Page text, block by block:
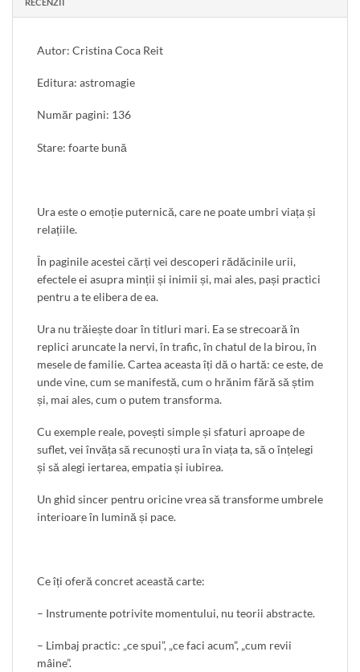
RECENZII
Autor: Cristina Coca Reit
Editura: astromagie
Număr pagini: 136
Stare: foarte bună
Ura este o emoție puternică, care ne poate umbri viața și
relațiile.
În paginile acestei cărți vei descoperi rădăcinile urii,
efectele ei asupra minții și inimii și, mai ales, pași practici
pentru a te elibera de ea.
Ura nu trăiește doar în titluri mari. Ea se strecoară în
replici aruncate la nervi, în trafic, în chatul de la birou, în
mesele de familie. Cartea aceasta îți dă o hartă: ce este, de
unde vine, cum se manifestă, cum o hrănim fără să știm
și, mai ales, cum o putem transforma.
Cu exemple reale, povești simple și sfaturi aproape de
suflet, vei învăța să recunoști ura în viața ta, să o înțelegi
și să alegi iertarea, empatia și iubirea.
Un ghid sincer pentru oricine vrea să transforme umbrele
interioare în lumină și pace.
Ce îți oferă concret această carte:
– Instrumente potrivite momentului, nu teorii abstracte.
– Limbaj practic: „ce spui”, „ce faci acum”, „cum revii
mâine”.